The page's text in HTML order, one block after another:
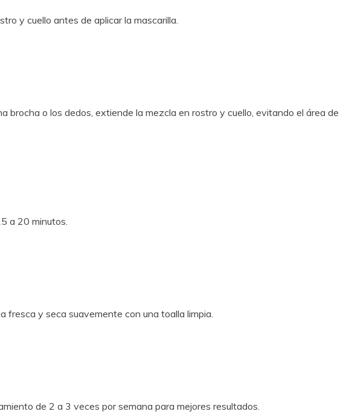
y cuello antes de aplicar la mascarilla.
brocha o los dedos, extiende la mezcla en rostro y cuello, evitando el área de
a 20 minutos.
fresca y seca suavemente con una toalla limpia.
de 2 a 3 veces por semana para mejores resultados.